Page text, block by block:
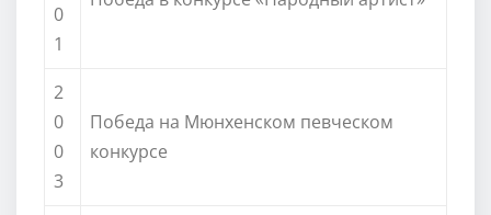
0
1
2
0
0
3
Победа на Мюнхенском певческом
конкурсе